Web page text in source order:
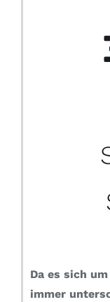
Da es sich
immer